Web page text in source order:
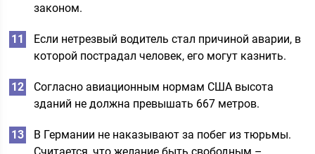
законом.
Если нетрезвый водитель стал причиной аварии, в
которой пострадал человек, его могут казнить.
Согласно авиационным нормам США высота
зданий не должна превышать 667 метров.
В Германии не наказывают за побег из тюрьмы.